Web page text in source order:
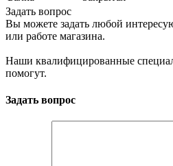
Задать вопрос
Вы можете задать любой
или работе магазина.
Наши квалифицированные
помогут.
Задать вопрос